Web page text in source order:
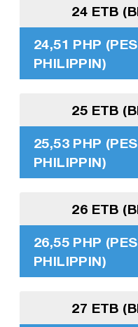
24 ETB
24,51 PHP
PHILIPPIN)
25 ETB
25,53 PHP
PHILIPPIN)
26 ETB
26,55 PHP
PHILIPPIN)
27 ETB